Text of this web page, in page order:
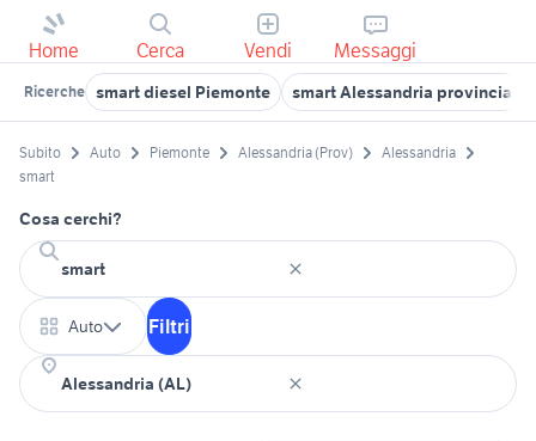
Home Cerca Vendi Messaggi
Ricerche smart diesel Piemonte smart Alessandria provincia
Subito Auto Piemonte Alessandria (Prov)
Alessandria
smart
Cosa cerchi?
Auto Filtri